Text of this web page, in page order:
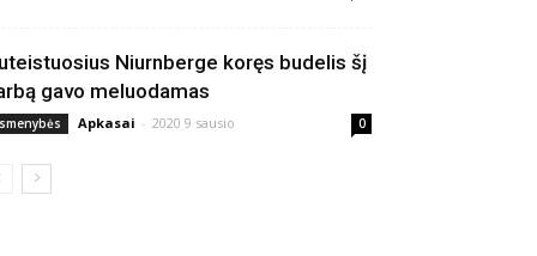
Niurnberge koręs budelis šį
gavo meluodamas
Apkasai - 2020 9 sausio 0